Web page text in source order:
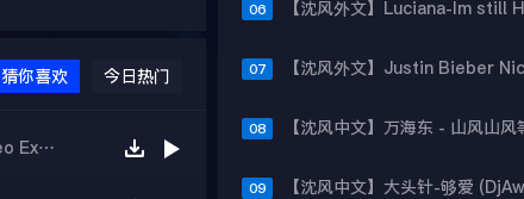
猜你喜欢 今日热门
【沈风外文】Bingo Boys - Mountain Song(Dj Leo Extended Mix)
06
07
08
09